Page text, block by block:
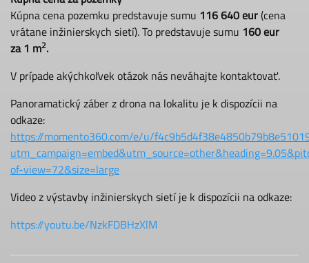
Kúpna cena pozemku predstavuje sumu 116 640 eur(cena
vrátane inžinierskych sietí). To predstavuje sumu 160 eur
za 1 m2.
V prípade akýchkoľvek otázok nás neváhajte kontaktovať.
Panoramatický záber z drona na lokalitu je k dispozícii na
odkaze:
https://momento360.com/e/u/
of-view=72&size=large
Video z výstavby inžinierskych sietí je k dispozícii na odkaze:
https://youtu.be/NzkFDBHzXlM